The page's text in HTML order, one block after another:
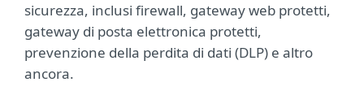
sicurezza, inclusi firewall, gateway web protetti,
gateway di posta elettronica protetti,
prevenzione della perdita di dati (DLP) e altro
ancora.